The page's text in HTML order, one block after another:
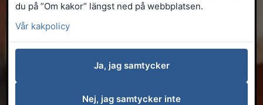
du på ”Om kakor” längst ned på webbplatsen.
Vår kakpolicy
Ja, jag samtycker
Nej, jag samtycker inte